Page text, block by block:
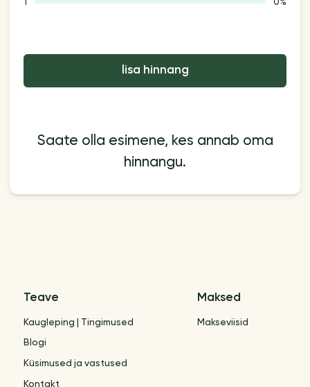
lisa hinnang
Saate olla esimene, kes annab oma
hinnangu.
Teave
Kaugleping | Tingimused
Blogi
Küsimused ja vastused
Kontakt
Maksed
Makseviisid